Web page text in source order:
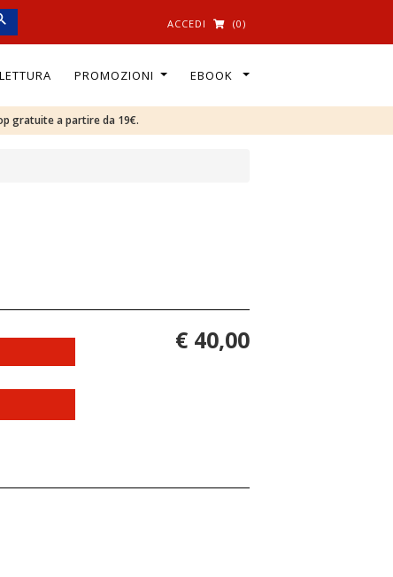
ACCEDI (0)
PROMOZIONI EBOOK
gratuite a partire da 19€.
€ 40,00